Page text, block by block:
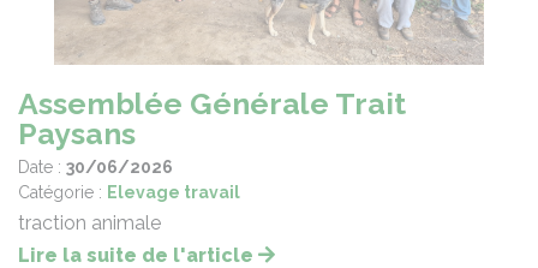
Assemblée Générale Trait
Paysans
Date : 30/06/2026
Catégorie : Elevage travail
traction animale
Lire la suite de l'article